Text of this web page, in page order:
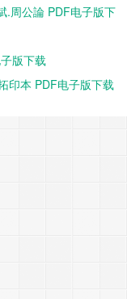
.周公論 PDF电子版下
版下载
印本 PDF电子版下载